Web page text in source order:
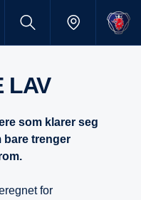
LAV
som klarer seg
bare trenger
for